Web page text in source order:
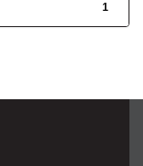
1